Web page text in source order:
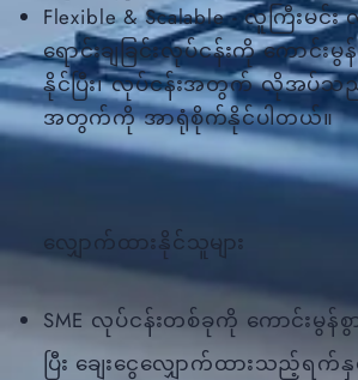
Flexible & Scalable - လူကြီးမင်
ရောင်းချခြင်းလုပ်ငန်းကို ကောင်း
နိုင်ပြီး၊ လုပ်ငန်းအတွက် လိုအပ်သည့်
အတွက်ကို အာရုံစိုက်နိုင်ပါတယ်။
လျှောက်ထားနိုင်သူများ
SME လုပ်ငန်းတစ်ခုကို ကောင်းမွ
ပြီး ချေးငွေလျှောက်ထားသည့်ရက်